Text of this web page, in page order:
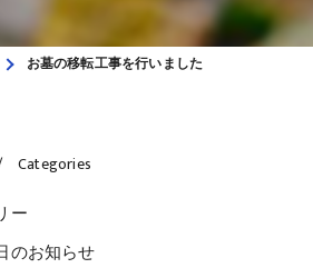
お墓の移転工事を行いました
Categories
ー
のお知らせ